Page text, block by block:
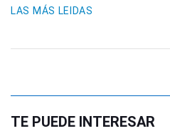
LAS MÁS LEIDAS
TE PUEDE INTERESAR